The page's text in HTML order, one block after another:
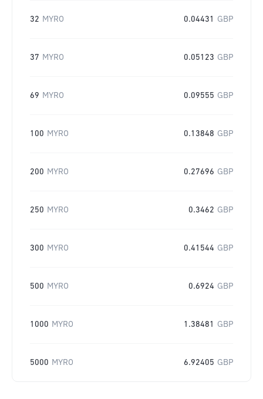
32 MYRO 0.04431 GBP
37 MYRO 0.05123 GBP
69 MYRO 0.09555 GBP
100 MYRO 0.13848 GBP
200 MYRO 0.27696 GBP
250 MYRO 0.3462 GBP
300 MYRO 0.41544 GBP
500 MYRO 0.6924 GBP
1000 MYRO 1.38481 GBP
5000 MYRO 6.92405 GBP